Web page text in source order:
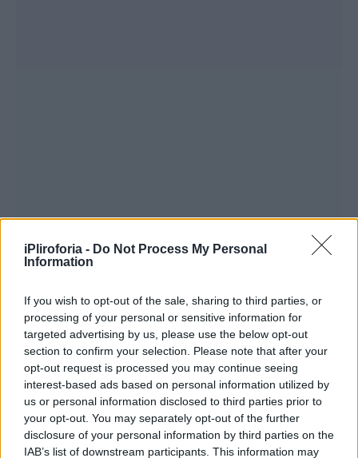
iPliroforia - Do Not Process My Personal
Information
If you wish to opt-out of the sale, sharing to third parties, or
processing of your personal or sensitive information for
targeted advertising by us, please use the below opt-out
section to confirm your selection. Please note that after your
opt-out request is processed you may continue seeing
interest-based ads based on personal information utilized by
us or personal information disclosed to third parties prior to
your opt-out. You may separately opt-out of the further
disclosure of your personal information by third parties on the
IAB’s list of downstream participants. This information may